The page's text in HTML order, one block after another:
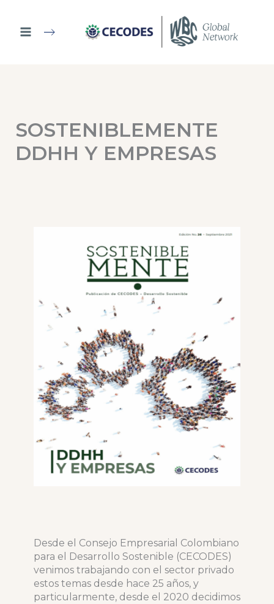
contenido
SOSTENIBLEMENTE
DDHH Y EMPRESAS
Desde el Consejo Empresarial Colombiano
para el Desarrollo Sostenible (CECODES)
venimos trabajando con el sector privado
estos temas desde hace 25 años, y
particularmente, desde el 2020 decidimos